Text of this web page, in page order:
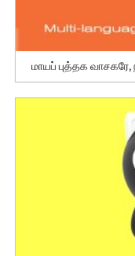
மாயப் புத்தக